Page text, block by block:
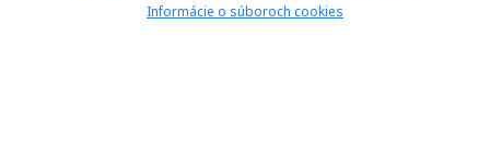
Informácie o súboroch cookies